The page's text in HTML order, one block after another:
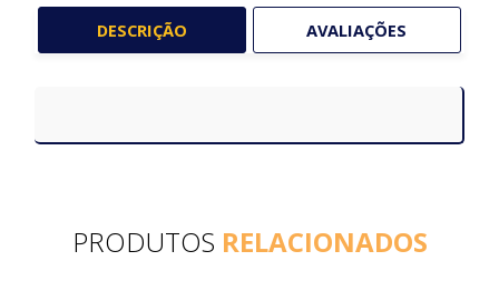
DESCRIÇÃO AVALIAÇÕES
PRODUTOS RELACIONADOS